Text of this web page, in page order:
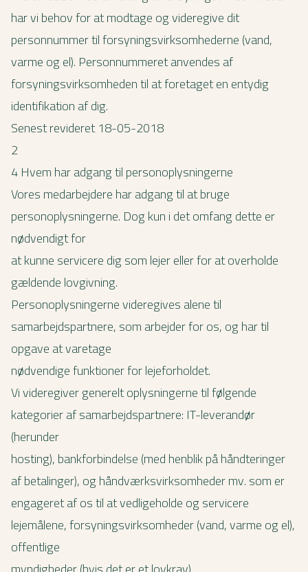
har vi behov for at modtage og videregive dit
personnummer til forsyningsvirksomhederne (vand,
varme og el). Personnummeret anvendes af
forsyningsvirksomheden til at foretaget en entydig
identifikation af dig.
Senest revideret 18-05-2018
2
4 Hvem har adgang til personoplysningerne
Vores medarbejdere har adgang til at bruge
personoplysningerne. Dog kun i det omfang dette er
nødvendigt for
at kunne servicere dig som lejer eller for at overholde
gældende lovgivning.
Personoplysningerne videregives alene til
samarbejdspartnere, som arbejder for os, og har til
opgave at varetage
nødvendige funktioner for lejeforholdet.
Vi videregiver generelt oplysningerne til følgende
kategorier af samarbejdspartnere: IT-leverandør
(herunder
hosting), bankforbindelse (med henblik på håndteringer
af betalinger), og håndværksvirksomheder mv. som er
engageret af os til at vedligeholde og servicere
lejemålene, forsyningsvirksomheder (vand, varme og el),
offentlige